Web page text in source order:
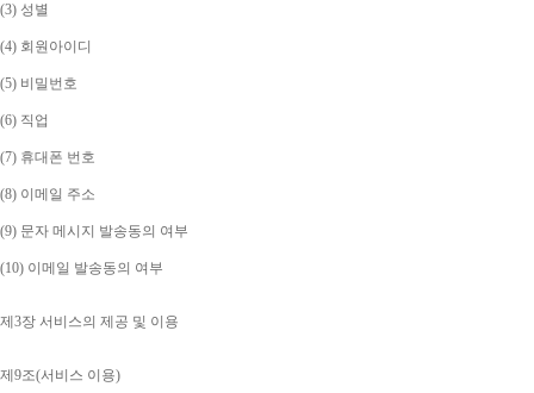
(3) 성별
(4) 회원아이디
(5) 비밀번호
(6) 직업
(7) 휴대폰 번호
(8) 이메일 주소
(9) 문자 메시지 발송동의 여부
(10) 이메일 발송동의 여부
제 3장 서비스의 제공 및 이용
제 9조(서비스 이용)